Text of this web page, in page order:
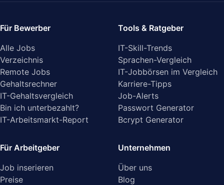
Für Bewerber
Alle Jobs
Verzeichnis
Remote Jobs
Gehaltsrechner
IT-Gehaltsvergleich
Bin ich unterbezahlt?
IT-Arbeitsmarkt-Report
Tools & Ratgeber
IT-Skill-Trends
Sprachen-Vergleich
IT-Jobbörsen im Vergleich
Karriere-Tipps
Job-Alerts
Passwort Generator
Bcrypt Generator
Für Arbeitgeber
Job inserieren
Preise
Unternehmen
Über uns
Blog